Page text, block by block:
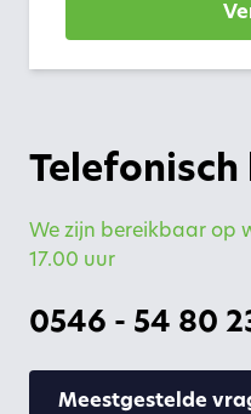
We zijn bereikbaar op
17.00 uur
0546 - 54 80
Meestgestelde